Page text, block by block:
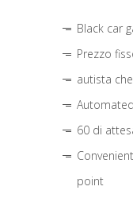
Black car
Prezzo
autista
60 di
point